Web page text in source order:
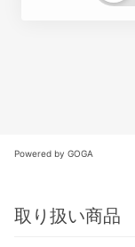
Powered by GOGA
取り扱い商品